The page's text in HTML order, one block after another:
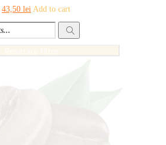
Original
price
was:
43,50 lei Current
price
Add to cart